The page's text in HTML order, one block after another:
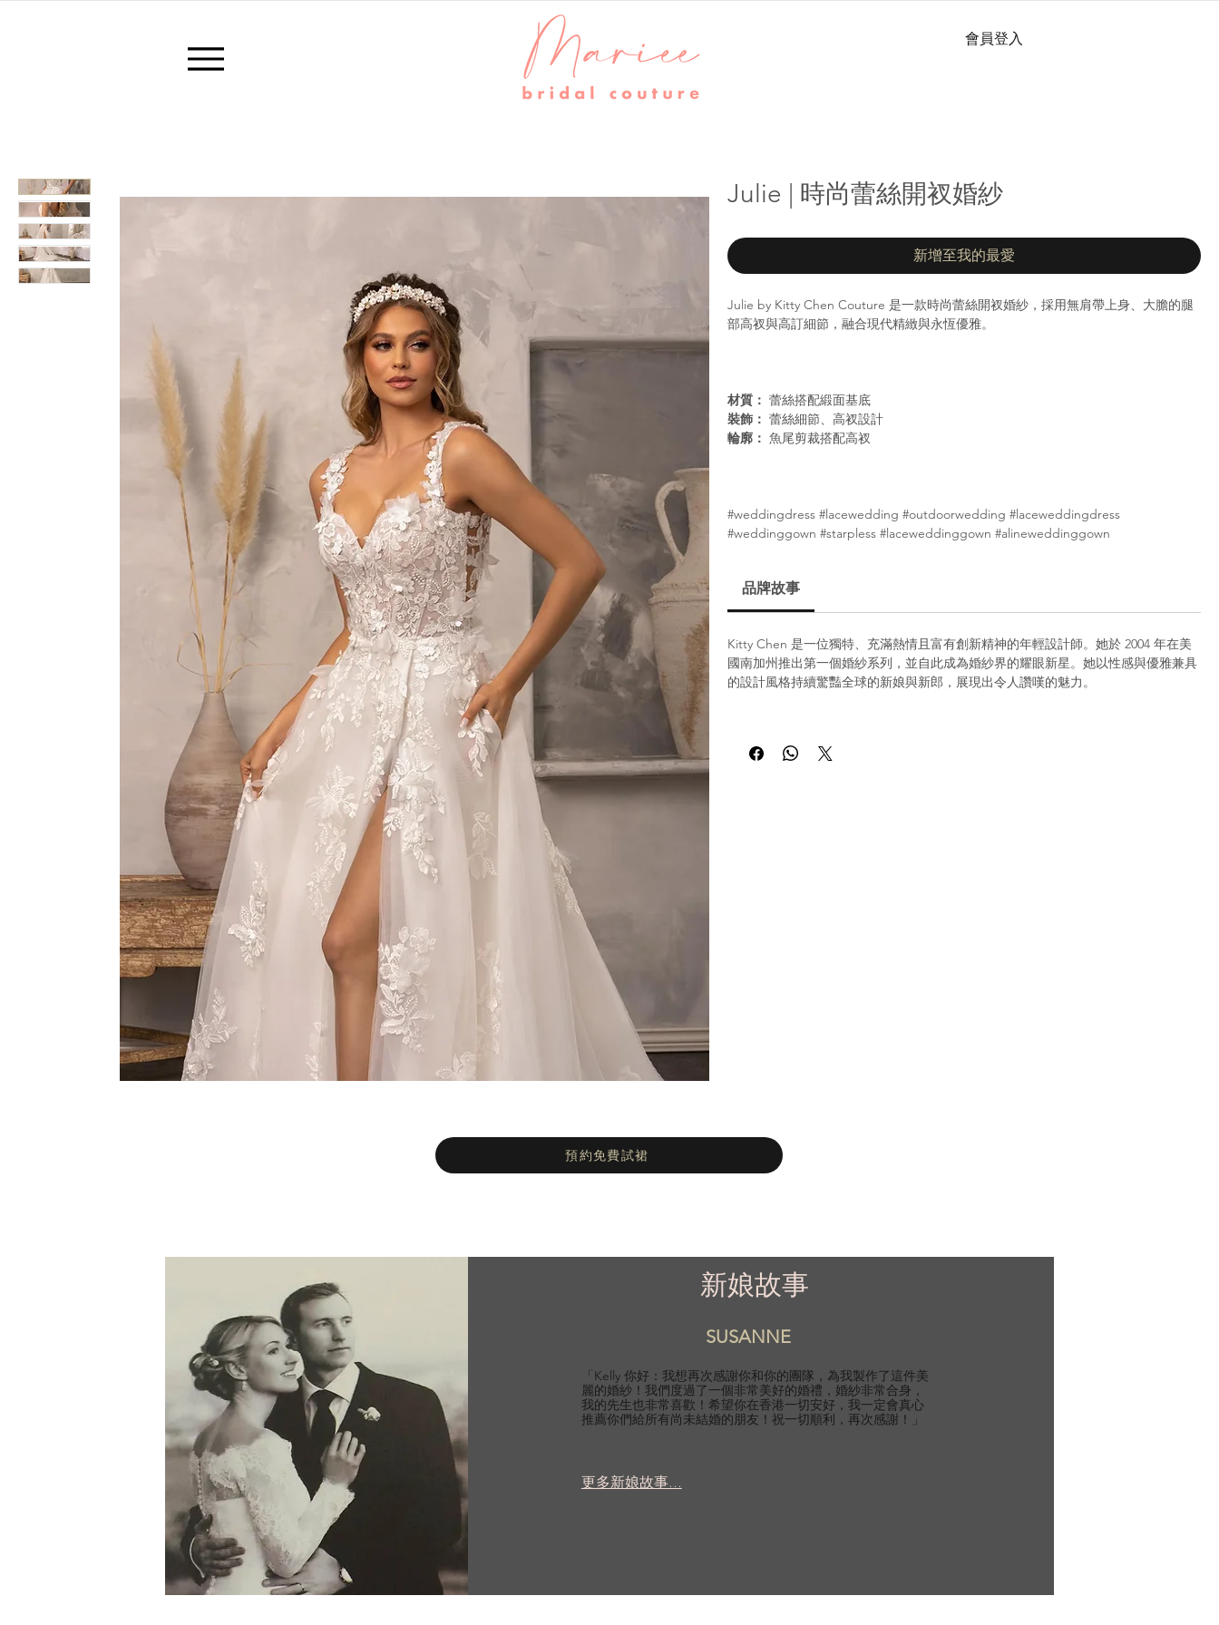
會員登入
Julie | 時尚蕾絲開衩婚紗
新增至我的最愛
Julie by Kitty Chen Couture 是一款時尚蕾絲開衩婚紗，採用無肩帶上身、大膽的腿
部高衩與高訂細節，融合現代精緻與永恆優雅。
材質： 蕾絲搭配緞面基底
裝飾： 蕾絲細節、高衩設計
輪廓： 魚尾剪裁搭配高衩
#weddingdress #lacewedding #outdoorwedding #laceweddingdress
#weddinggown #starpless #laceweddinggown #alineweddinggown
品牌故事
Kitty Chen 是一位獨特、充滿熱情且富有創新精神的年輕設計師。她於 2004 年在美
國南加州推出第一個婚紗系列，並自此成為婚紗界的耀眼新星。她以性感與優雅兼具
的設計風格持續驚豔全球的新娘與新郎，展現出令人讚嘆的魅力。
預約免費試裙
新娘故事
SUSANNE
「Kelly 你好：我想再次感謝你和你的團隊，為我製作了這件美
麗的婚紗！我們度過了一個非常美好的婚禮，婚紗非常合身，
我的先生也非常喜歡！希望你在香港一切安好，我一定會真心
推薦你們給所有尚未結婚的朋友！祝一切順利，再次感謝！」
更多新娘故事...